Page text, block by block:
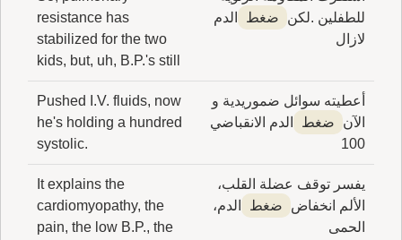
للطفلين .لكن
ضغط
الدم
لازال
resistance has
stabilized for the two
kids, but, uh, B.P.'s still
أعطيته سوائل ضموريدية و
الآن
ضغط
الدم الانقباضي
100
Pushed I.V. fluids, now
he's holding a hundred
systolic.
يفسر توقف عضلة القلب،
الألم انخفاض
ضغط
الدم،
الحمى
It explains the
cardiomyopathy, the
pain, the low B.P., the